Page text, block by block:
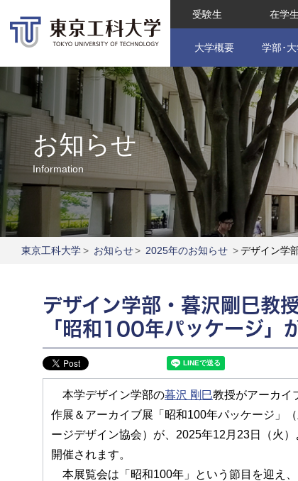
受験生 在学生
大学概要 学部･
お知らせ
Information
東京工科大学> お知らせ> 2025年のお知らせ >デザイン学
デザイン学部・暮沢剛巳教
「昭和100年パッケージ」
本学デザイン学部の暮沢 剛巳教授がアーカイ
作展＆アーカイブ展「昭和100年パッケージ」
ージデザイン協会）が、2025年12月23日（火
開催されます。
本展覧会は「昭和100年」という節目を迎え、